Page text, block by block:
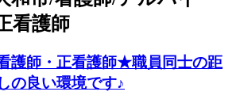
看護師
護師・正看護師★職員同士の距
の良い環境です♪